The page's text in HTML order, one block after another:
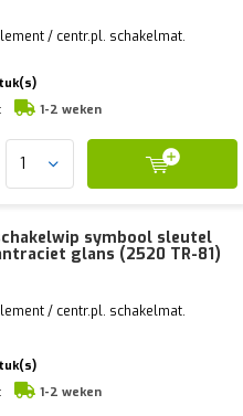
/ centr.pl. schakelmat.
1-2 weken
symbool sleutel
glans (2520 TR-81)
/ centr.pl. schakelmat.
1-2 weken